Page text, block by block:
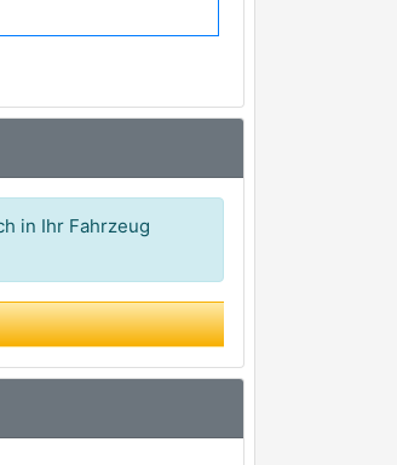
23,66 €*
28,38 €*
31,48 €*
34,43 €*
42,81 €*
in Ihr Fahrzeug